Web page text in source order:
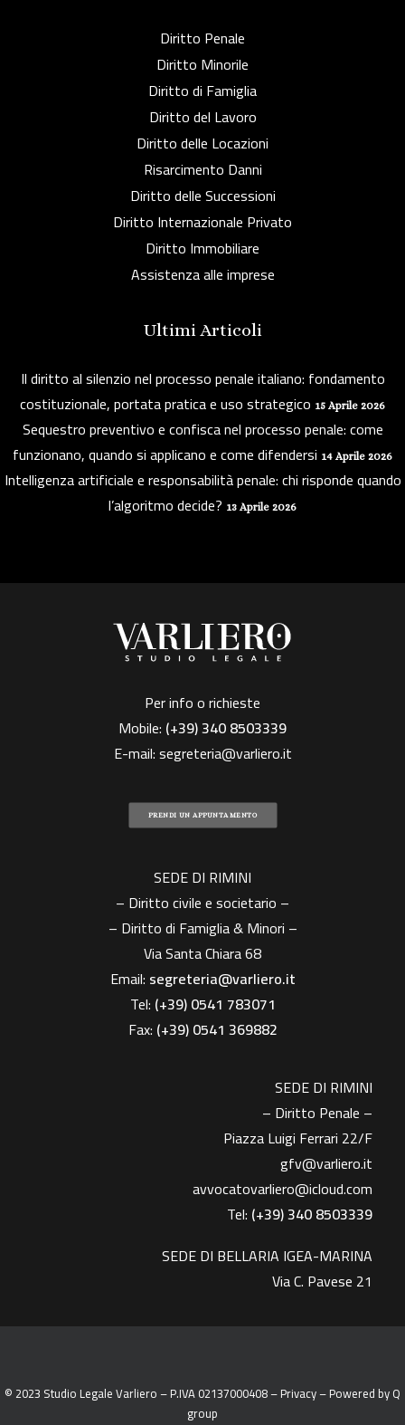
Diritto Penale
Diritto Minorile
Diritto di Famiglia
Diritto del Lavoro
Diritto delle Locazioni
Risarcimento Danni
Diritto delle Successioni
Diritto Internazionale Privato
Diritto Immobiliare
Assistenza alle imprese
Ultimi Articoli
Il diritto al silenzio nel processo penale italiano: fondamento
costituzionale, portata pratica e uso strategico 15 Aprile 2026
Sequestro preventivo e confisca nel processo penale: come
funzionano, quando si applicano e come difendersi 14 Aprile 2026
Intelligenza artificiale e responsabilità penale: chi risponde quando
l’algoritmo decide? 13 Aprile 2026
Per info o richieste
Mobile: (+39)340 8503339
E-mail:segreteria@varliero.it
PRENDI UN APPUNTAMENTO
SEDE DI RIMINI
– Diritto civile e societario –
– Diritto di Famiglia & Minori –
Via Santa Chiara 68
Email: segreteria@varliero.it
Tel: (+39) 0541 783071
Fax: (+39)0541 369882
SEDE DI RIMINI
– Diritto Penale –
Piazza Luigi Ferrari 22/F
gfv@varliero.it
avvocatovarliero@icloud.com
Tel: (+39) 340 8503339
SEDE DI BELLARIA IGEA-MARINA
Via C. Pavese 21
© 2023 Studio Legale Varliero – P.IVA 02137000408 –Privacy– Powered byQ
group